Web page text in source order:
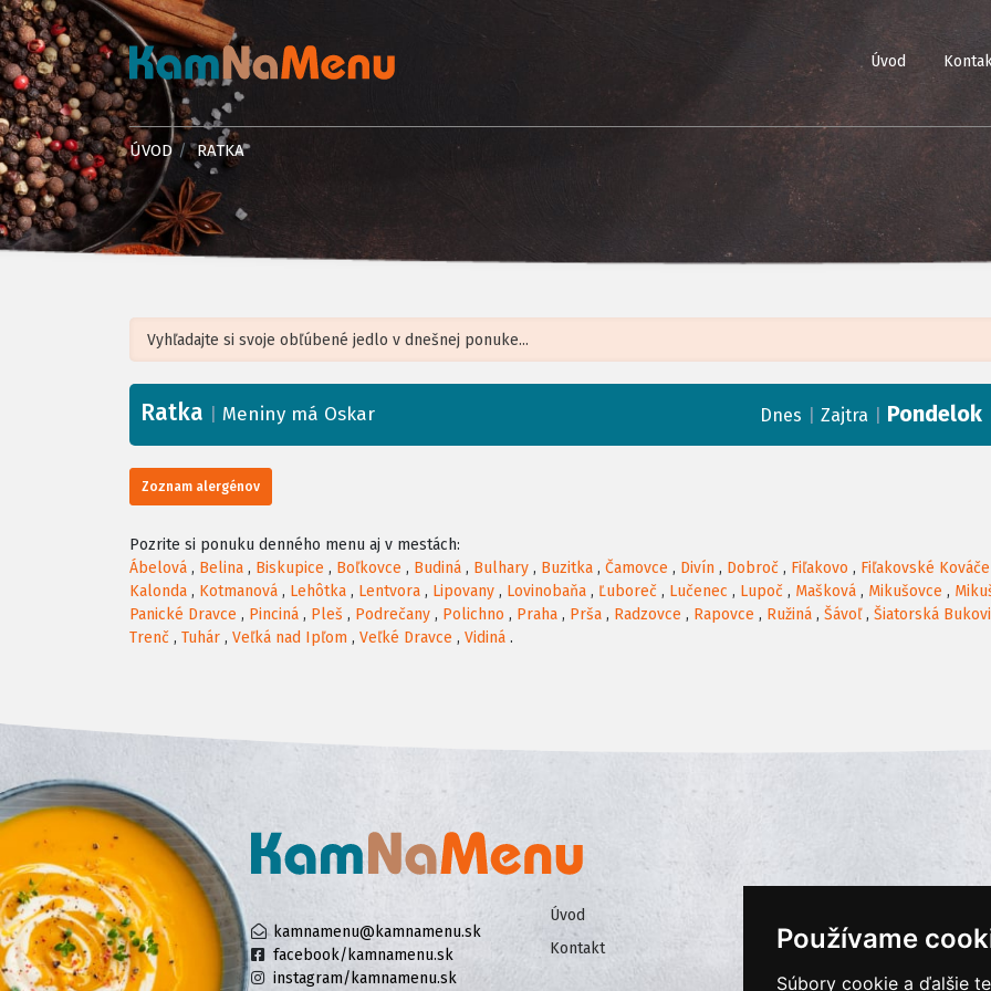
Používame
Súbory cookie a ďalšie
Úvod
ÚVOD RATKA
+
−
Ratka Meniny má Oskar Dnes Zajtra Pondelok
Zoznam alergénov
Pozrite si ponuku denného menu aj v mestách:
Ábelová , Belina , Biskupice , Boľkovce , Budiná , Bulhary , Buzitka , Čamovce , Divín , Dobroč , Fiľakovo , Fiľakovské Kováče
Kalonda , Kotmanová , Lehôtka , Lentvora , Lipovany , Lovinobaňa , Ľuboreč , Lučenec , Lupoč , Mašková , Mikušovce ,
Panické Dravce , Pinciná , Pleš , Podrečany , Polichno , Praha , Prša , Radzovce , Rapovce , Ružiná , Šávoľ, Šiatorská
Trenč , Tuhár , Veľká nad Ipľom , Veľké Dravce , Vidiná .
kamnamenu@kamnamenu.sk
facebook/kamnamenu.sk
instagram/kamnamenu.sk
Úvod
Kontakt
Ochrana osobných údajov
Cookies